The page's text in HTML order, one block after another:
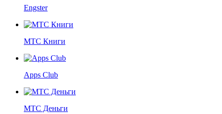
Engster
МТС Книги
Apps Club
МТС Деньги